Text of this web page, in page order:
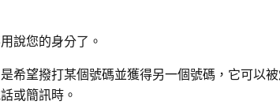
說您的身分了。
希望撥打某個號碼並獲得另一個號碼，它可以
或簡訊時。